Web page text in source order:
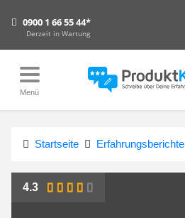
0900 1 66 55 44*
Derzeit in Wartung
Menü
Startseite Erfahrungsberichte
4.3